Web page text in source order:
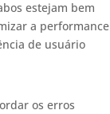
estejam bem
a performance
de usuário
os erros